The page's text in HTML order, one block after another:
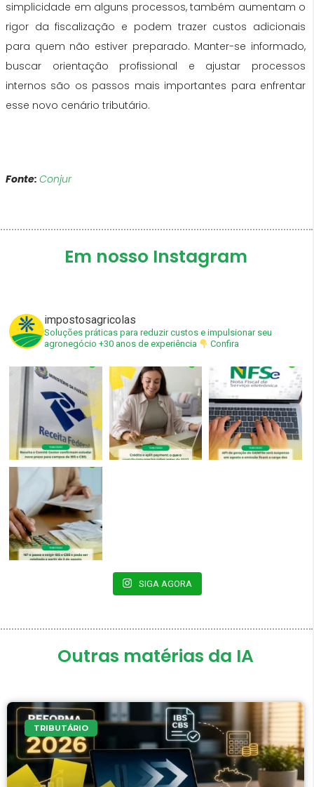
simplicidade em alguns processos, também aumentam o
rigor da fiscalização e podem trazer custos adicionais
para quem não estiver preparado. Manter-se informado,
buscar orientação profissional e ajustar processos
internos são os passos mais importantes para enfrentar
esse novo cenário tributário.
Fonte: Conjur
Em nosso Instagram
impostosagricolas
Soluções práticas para reduzir custos e impulsionar seu
agronegócio +30 anos de experiência Confira
SIGA AGORA
Outras matérias da IA
TRIBUTÁRIO